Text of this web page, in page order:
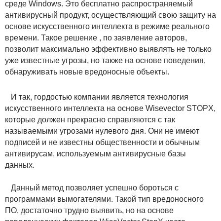
среде Windows. Это бесплатно распространяемый
антивирусный продукт, осуществляющий свою защиту на
основе искусственного интеллекта в режиме реального
времени. Такое решение , по заявление авторов,
позволит максимально эффективно выявлять не только
уже известные угрозы, но также на основе поведения,
обнаруживать новые вредоносные объекты.
И так, гордостью компании является технология
искусственного интеллекта на основе Wisevector STOPX,
которые должен прекрасно справляются с так
называемыми угрозами нулевого дня. Они не имеют
подписей и не известны общественности и обычным
антивирусам, используемым антивирусные базы
данных.
Данный метод позволяет успешно бороться с
программами вымогателями. Такой тип вредоносного
ПО, достаточно трудно выявить, но на основе